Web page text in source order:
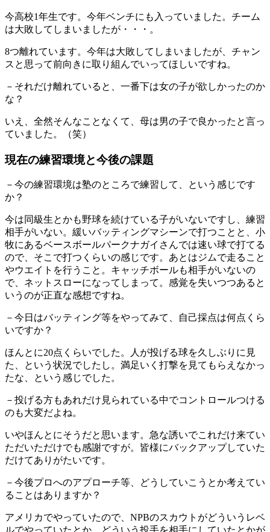
今高校1年生です。今年ベンチにも入っていました。チーム
は大敗してしまいましたが・・・。
8つ離れています。今年は大敗してしまいましたが、チャン
スと思って前向きに取り組んでいってほしいですね。
－それだけ離れていると、一番下は女の子が欲しかったのか
な？
いえ、全然そんなことなくて、母は男の子で良かったと言っ
ていました。（笑）
現在の練習環境と今後の課題
－今の練習環境は塾のところで練習して、という感じです
か？
今は同級生とかも野球を続けている子がいないですし、練習
相手がいない。緩いバッティングマシーンで打つことと、小
牧にあるベースボールパークナガイさんでは速い球で打てる
ので、そこで打つくらいの感じです。あとはジムで走ること
やウエイトを行うこと。キャッチボールも相手がいないの
で、ネットスローになってしまって。感覚を失いつつあると
いうのが正直な感想ですね。
－今日はバッティング等をやってみて、自己採点は何点くら
いですか？
ほんとに20点くらいでした。人が投げる球を久しぶりに見
た、という状況でしたし。満足いく打撃を見てもらえなかっ
たな、という感じでした。
－投げる方もあれだけ見られている中でコントロールつける
のも大変だよね。
いやほんとにそうだと思います。急な誘いでこれだけ来てい
ただいただけでも感謝ですが。皆様にバックアップしていた
だけてありがたいです。
－今後プロへのアプローチ等、どうしていこうとか考えてい
ることはありますか？
アメリカでやっていたので、NPBのスカウトがどういうレベ